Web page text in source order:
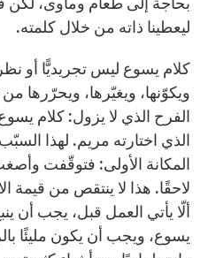
ليعطينا ذاته من خلال كلمته.
كلام يسوع ليس تجريديًّا أو
ويكوّنها، ويغيّرها، ويحرّرها
الفرح الذي لا يزول: كلام
الذي اختارته مريم. لهذا
المكانة الأولى: فتوقّفت
لاحقًا. هذا لا ينتقص من قيمة
ألّا يأتي العمل قبل، يجب أن
يسوع، ويجب أن يكون مليئًا